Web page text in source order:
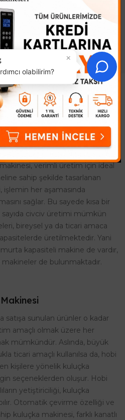
kuluçka ya yatan cins tavuklar
için kullanılır..
farklı amaçlara yönelik
genelde doğal yolla çoğaltılır
gibi, üretim sürecini de
verimli üretim için ideal
sahip şekilde tasarlanan
her aşamasında
sağlar. Bu sayede kısa bir
civciv üretimi mümkün
bireysel ya da ticari amaca
üretilmektedir. Yani
kapasiteli makine de vardır,
de bulunmaktadır.
satışa sunulan ürünler o kadar
amaçlı olmak üzere her
mümkündür. Aslında, büyük
ticari amaçlı kullanılsa da, hobi
kişilere yönelik kuluçka
seçeneklerden oluşur. Hobi
yetiştiriciliği, kuluçka
Otomatik çevirme özelliği ve
kuluçka makinesi, farklı kanatlı
×
olabilirim?